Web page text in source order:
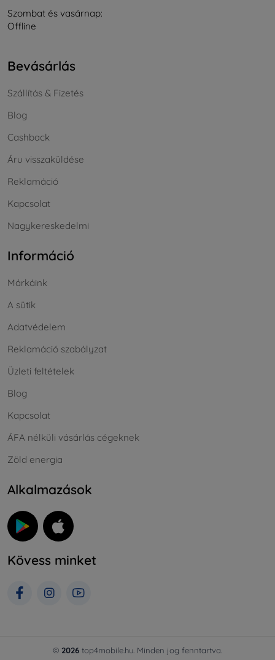
Szombat és vasárnap:
Offline
Bevásárlás
Szállítás & Fizetés
Blog
Cashback
Áru visszaküldése
Reklamáció
Kapcsolat
Nagykereskedelmi
Információ
Márkáink
A sütik
Adatvédelem
Reklamáció szabályzat
Üzleti feltételek
Blog
Kapcsolat
ÁFA nélküli vásárlás cégeknek
Zöld energia
Alkalmazások
Kövess minket
© 2026 top4mobile.hu. Minden jog fenntartva.